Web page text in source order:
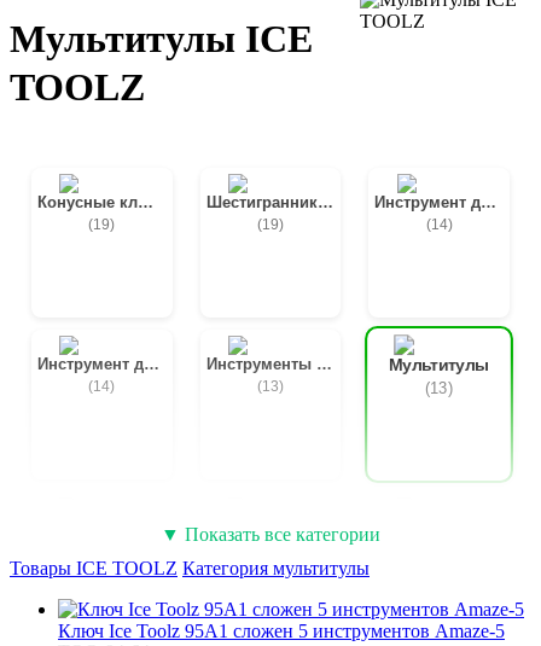
Мультитулы ICE
TOOLZ
Конусные ключи
(19)
Шестигранники для велосипеда
(19)
Инструмент для каретки
(14)
Инструмент для цепи
(14)
Инструменты для спиц
(13)
Мультитулы
(13)
▼ Показать все категории
Товары ICE TOOLZ Категория мультитулы
Ключ Ice Toolz 95A1 сложен 5 инструментов Amaze-5